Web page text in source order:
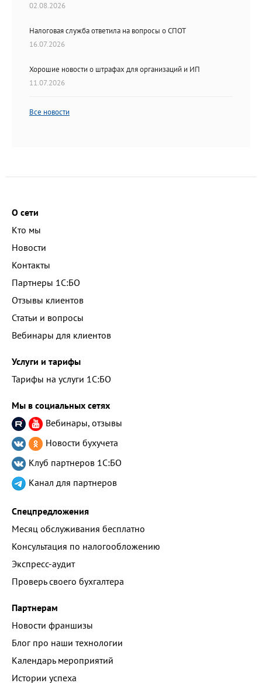
02.08.2026
Налоговая служба ответила на вопросы о СПОТ
16.07.2026
Хорошие новости о штрафах для организаций и ИП
11.07.2026
Все новости
О сети
Кто мы
Новости
Контакты
Партнеры 1С:БО
Отзывы клиентов
Статьи и вопросы
Вебинары для клиентов
Услуги и тарифы
Тарифы на услуги 1С:БО
Мы в социальных сетях
Вебинары, отзывы
Новости бухучета
Клуб партнеров 1С:БО
Канал для партнеров
Спецпредложения
Месяц обслуживания бесплатно
Консультация по налогообложению
Экспресс-аудит
Проверь своего бухгалтера
Партнерам
Новости франшизы
Блог про наши технологии
Календарь мероприятий
Истории успеха